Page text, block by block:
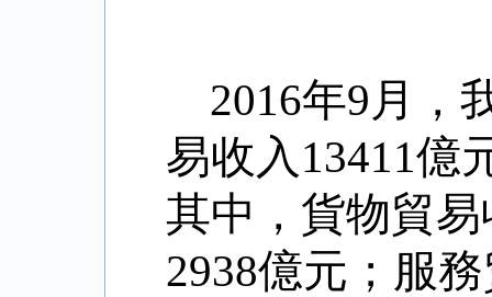
2016年9月，
易收入 13411億
其中，貨物貿
2938億元；服